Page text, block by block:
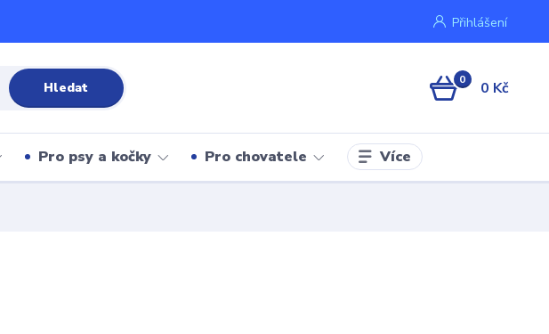
Přihlášení
Hledat 0 0 Kč
Pro psy a kočky Pro chovatele Více